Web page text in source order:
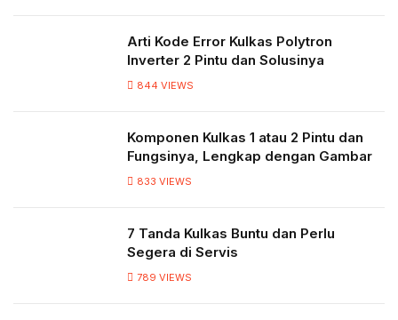
Arti Kode Error Kulkas Polytron
Inverter 2 Pintu dan Solusinya
844 VIEWS
Komponen Kulkas 1 atau 2 Pintu dan
Fungsinya, Lengkap dengan Gambar
833 VIEWS
7 Tanda Kulkas Buntu dan Perlu
Segera di Servis
789 VIEWS